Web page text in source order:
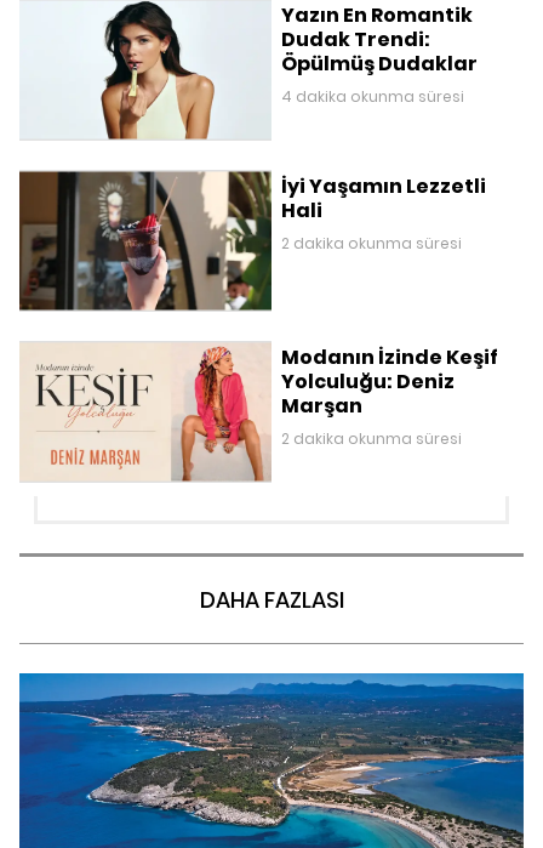
Yazın En Romantik
Dudak Trendi:
Öpülmüş Dudaklar
4 dakika okunma süresi
İyi Yaşamın Lezzetli
Hali
2 dakika okunma süresi
Modanın İzinde Keşif
Yolculuğu: Deniz
Marşan
2 dakika okunma süresi
DAHA FAZLASI